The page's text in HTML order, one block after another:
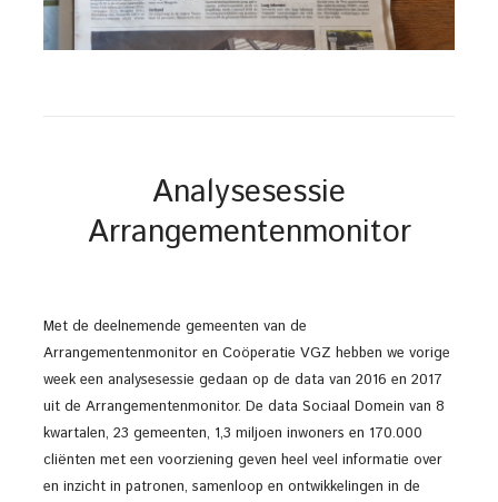
Analysesessie
Arrangementenmonitor
Met de deelnemende gemeenten van de
Arrangementenmonitor en Coöperatie VGZ hebben we vorige
week een analysesessie gedaan op de data van 2016 en 2017
uit de Arrangementenmonitor. De data Sociaal Domein van 8
kwartalen, 23 gemeenten, 1,3 miljoen inwoners en 170.000
cliënten met een voorziening geven heel veel informatie over
en inzicht in patronen, samenloop en ontwikkelingen in de